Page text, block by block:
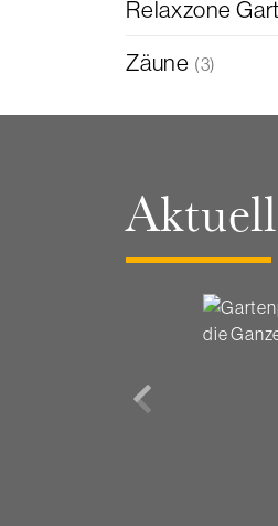
Relaxzone
Zäune (3)